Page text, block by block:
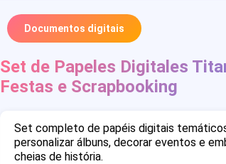
Documentos digitais
Set de Papeles Digitales
Festas e Scrapbooking
Set completo de papéis digitais
personalizar álbuns, decorar eventos e
cheias de história.